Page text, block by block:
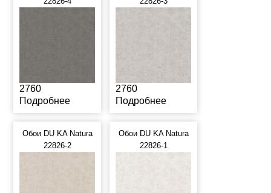
2760
Подробнее
2760
Подробнее
Обои DU KA Natura
22826-2
Обои DU KA Natura
22826-1